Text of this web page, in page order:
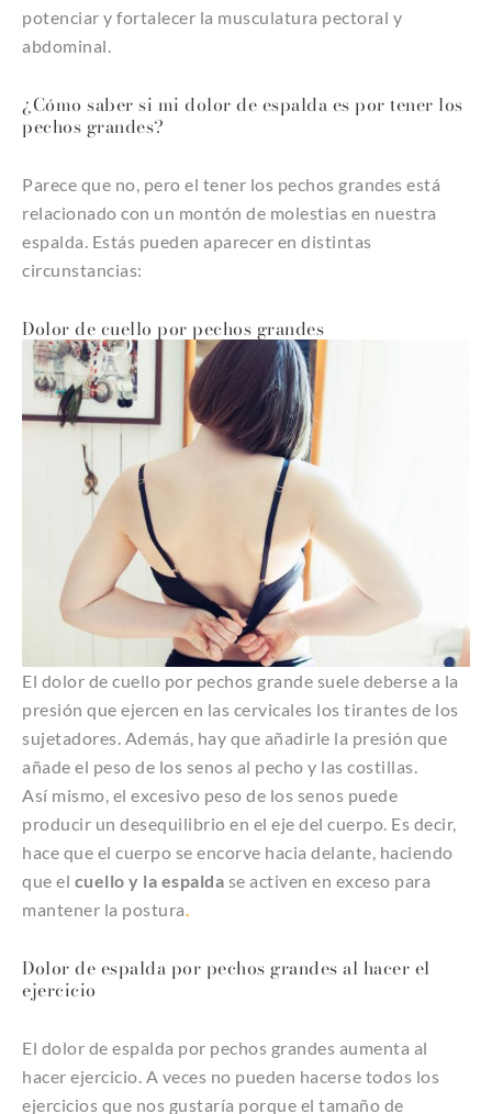
potenciar y fortalecer la musculatura pectoral y
abdominal.
¿Cómo saber si mi dolor de espalda es por tener los
pechos grandes?
Parece que no, pero el tener los pechos grandes está
relacionado con un montón de molestias en nuestra
espalda. Estás pueden aparecer en distintas
circunstancias:
Dolor de cuello por pechos grandes
El dolor de cuello por pechos grande suele deberse a la
presión que ejercen en las cervicales los tirantes de los
sujetadores. Además, hay que añadirle la presión que
añade el peso de los senos al pecho y las costillas.
Así mismo, el excesivo peso de los senos puede
producir un desequilibrio en el eje del cuerpo. Es decir,
hace que el cuerpo se encorve hacia delante, haciendo
que el cuello y la espalda se activen en exceso para
mantener la postura.
Dolor de espalda por pechos grandes al hacer el
ejercicio
El dolor de espalda por pechos grandes aumenta al
hacer ejercicio. A veces no pueden hacerse todos los
ejercicios que nos gustaría porque el tamaño de